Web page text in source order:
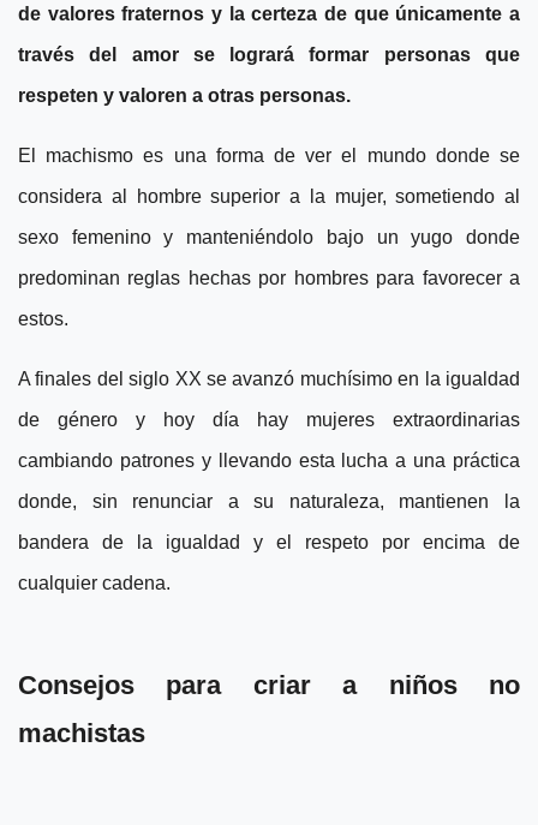
de valores fraternos y la certeza de que únicamente a
través del amor se logrará formar personas que
respeten y valoren a otras personas.
El machismo es una forma de ver el mundo donde se
considera al hombre superior a la mujer, sometiendo al
sexo femenino y manteniéndolo bajo un yugo donde
predominan reglas hechas por hombres para favorecer a
estos.
A finales del siglo XX se avanzó muchísimo en la igualdad
de género y hoy día hay mujeres extraordinarias
cambiando patrones y llevando esta lucha a una práctica
donde, sin renunciar a su naturaleza, mantienen la
bandera de la igualdad y el respeto por encima de
cualquier cadena.
Consejos para criar a niños no
machistas